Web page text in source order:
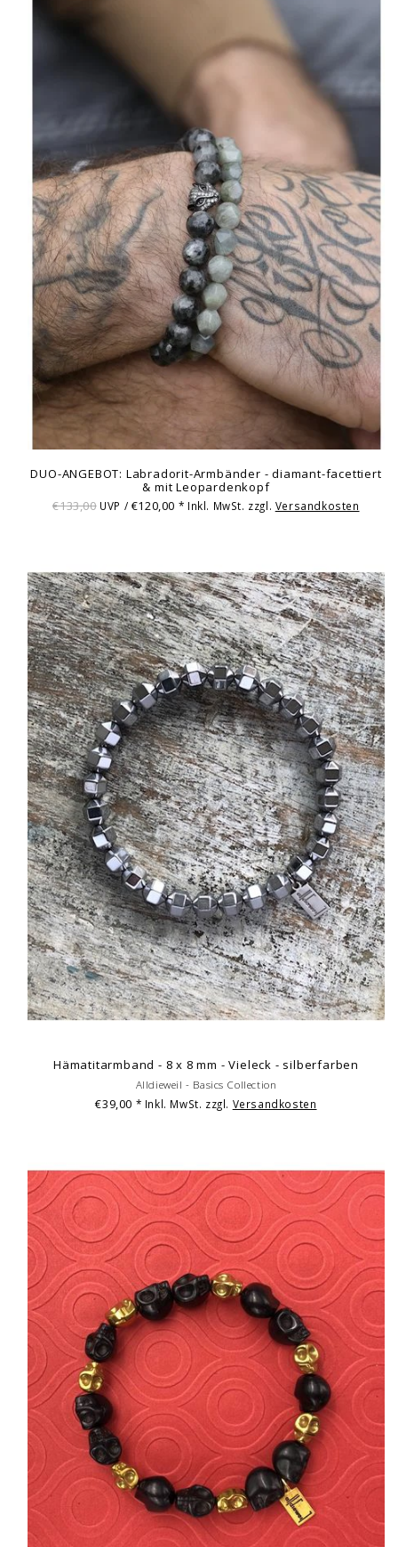
DUO-ANGEBOT: Labradorit-Armbänder - diamant-facettiert
& mit Leopardenkopf
€133,00 UVP / €120,00 * Inkl. MwSt. zzgl. Versandkosten
Hämatitarmband - 8 x 8 mm - Vieleck - silberfarben
Alldieweil - Basics Collection
€39,00 * Inkl. MwSt. zzgl. Versandkosten